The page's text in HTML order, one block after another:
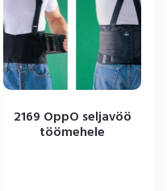
2169 OppO seljavöö
töömehele